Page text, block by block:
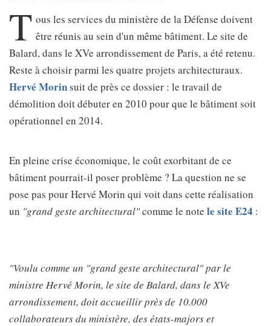
T ous les services du ministère de la Défense doivent
être réunis au sein d'un même bâtiment. Le site de
Balard, dans le XVe arrondissement de Paris, a été retenu.
Reste à choisir parmi les quatre projets architecturaux.
Hervé Morinsuit de près ce dossier : le travail de
démolition doit débuter en 2010 pour que le bâtiment soit
opérationnel en 2014.
En pleine crise économique, le coût exorbitant de ce
bâtiment pourrait-il poser problème ? La question ne se
pose pas pour Hervé Morin qui voit dans cette réalisation
un "grand geste architectural"comme le note le site E24 :
"Voulu comme un "grand geste architectural" par le
ministre Hervé Morin, le site de Balard, dans le XVe
arrondissement, doit accueillir près de 10.000
collaborateurs du ministère, des états-majors et